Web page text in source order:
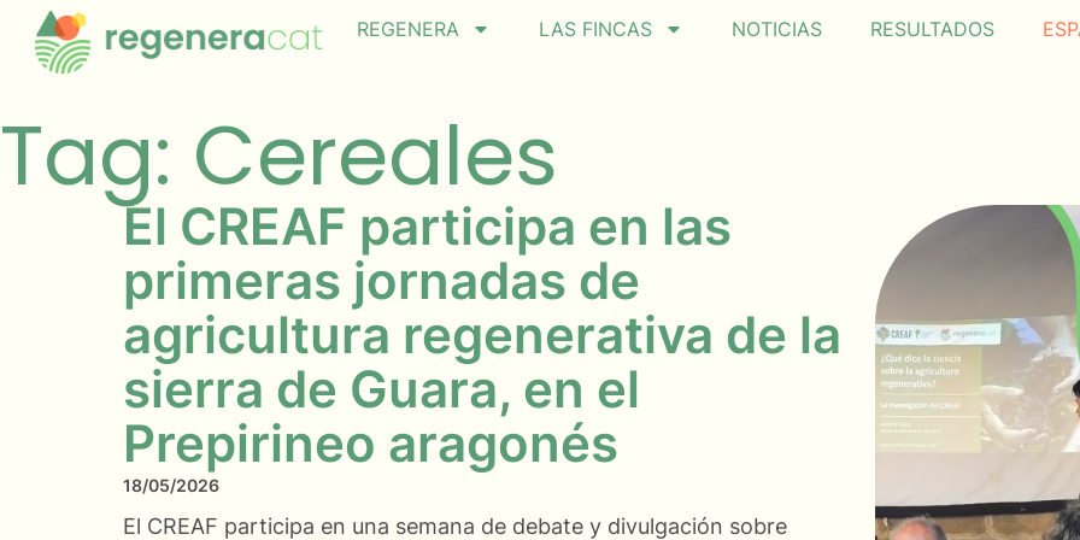
REGENERA LAS FINCAS NOTICIAS RESULTADOS
Tag: Cereales
El CREAF participa en las
primeras jornadas de
agricultura regenerativa de la
sierra de Guara, en el
Prepirineo aragonés
18/05/2026
El CREAF participa en una semana de debate y divulgación sobre